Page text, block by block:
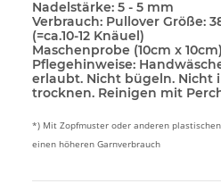
Nadelstärke: 5 - 5 mm
Verbrauch: Pullover Größe:
(=ca.10-12 Knäuel)
Maschenprobe (10cm x
Pflegehinweise:
erlaubt. Nicht bügeln. Nicht
trocknen. Reinigen mit
*) Mit Zopfmuster oder anderen
einen höheren Garnverbrauch